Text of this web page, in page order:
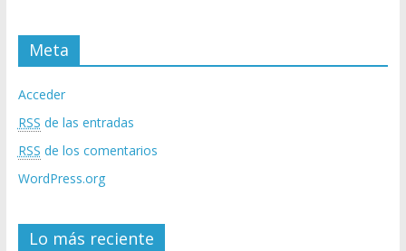
Meta
Acceder
RSS de las entradas
RSS de los comentarios
WordPress.org
Lo más reciente